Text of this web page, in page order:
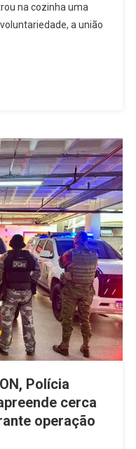
na cozinha uma
a união
Polícia
cerca
operação